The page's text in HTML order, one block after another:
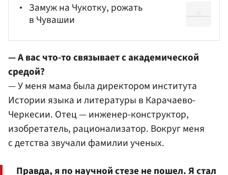
Замуж на Чукотку, рожать
в Чувашии
— А вас что-то связывает с академической
средой?
— У меня мама была директором института
Истории языка и литературы в Карачаево-
Черкесии. Отец — инженер-конструктор,
изобретатель, рационализатор. Вокруг меня
с детства звучали фамилии ученых.
Правда, я по научной стезе не пошел. Я стал